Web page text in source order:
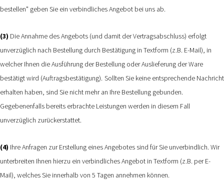
bestellen" geben Sie ein verbindliches Angebot bei uns ab.
(3) Die Annahme des Angebots (und damit der Vertragsabschluss) erfolgt
unverzüglich nach Bestellung durch Bestätigung in Textform (z.B. E-Mail), in
welcher Ihnen die Ausführung der Bestellung oder Auslieferung der Ware
bestätigt wird (Auftragsbestätigung). Sollten Sie keine entsprechende Nachricht
erhalten haben, sind Sie nicht mehr an Ihre Bestellung gebunden.
Gegebenenfalls bereits erbrachte Leistungen werden in diesem Fall
unverzüglich zurückerstattet.
(4) Ihre Anfragen zur Erstellung eines Angebotes sind für Sie unverbindlich. Wir
unterbreiten Ihnen hierzu ein verbindliches Angebot in Textform (z.B. per E-
Mail), welches Sie innerhalb von 5 Tagen annehmen können.